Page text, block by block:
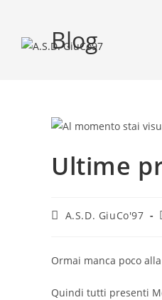
Blog
Ultime
A.S.D. GiuCo'97
Ormai manca poco
Quindi tutti presenti